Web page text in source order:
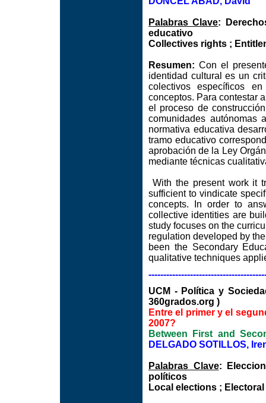
Palabras Clave:
educativo
Collectives rights ;
Resumen: Con el
identidad cultural es un
colectivos específicos
conceptos. Para contestar
el proceso de
comunidades autónomas
normativa educativa
tramo educativo
aprobación de la Ley
mediante técnicas
With the present work it
sufficient to vindicate
concepts. In order to
collective identities are
study focuses on the
regulation developed by
been the Secondary
qualitative techniques
UCM - Política y
360grados.org )
Entre el primer y el
2007?
Between First and
DELGADO SOTILLOS,
Palabras Clave:
políticos
Local elections ;